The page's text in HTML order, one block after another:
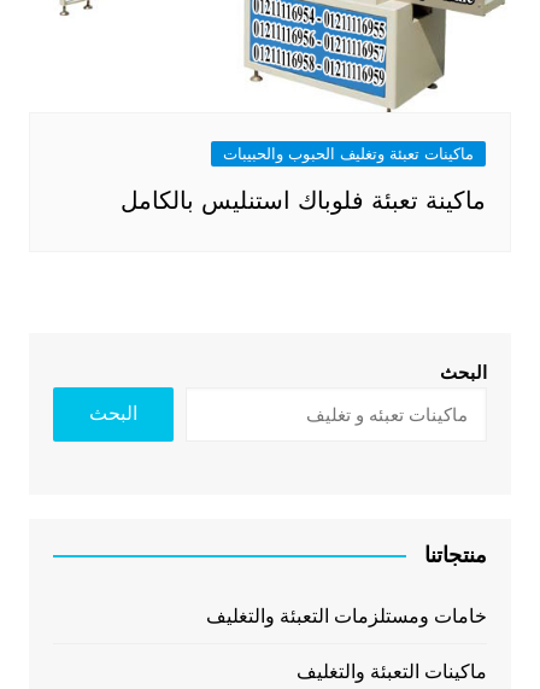
ماكينات تعبئة وتغليف الحبوب والحبيبات
ماكينة تعبئة فلوباك استنليس بالكامل
البحث
البحث
منتجاتنا
خامات ومستلزمات التعبئة والتغليف
ماكينات التعبئة والتغليف